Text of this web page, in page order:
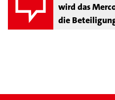
wird das
die